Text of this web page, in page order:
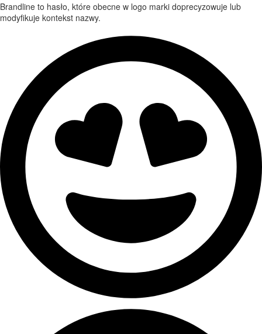
Brandline to hasło, które obecne w logo marki doprecyzowuje lub
modyfikuje kontekst nazwy.